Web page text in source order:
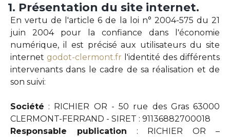
1. Présentation du site internet.
En vertu de l'article 6 de la loi n° 2004-575 du 21
juin 2004 pour la confiance dans l'économie
numérique, il est précisé aux utilisateurs du site
internet godot-clermont.fr l'identité des différents
intervenants dans le cadre de sa réalisation et de
son suivi:
Société : RICHIER OR - 50 rue des Gras 63000
CLERMONT-FERRAND - SIRET : 91136882700018
Responsable publication : RICHIER OR –